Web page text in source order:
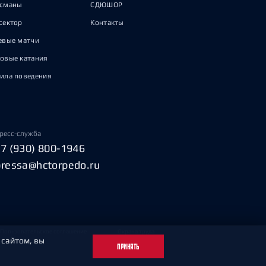
матчи
катания
поведения
СДЮШОР
Контакты
служба
(930) 800-1946
сайтом, вы
ПРИНЯТЬ